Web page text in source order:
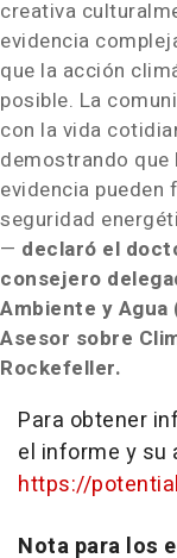
creativa
evidencia
que la acción
posible. La
con la vida
demostrando que
evidencia
seguridad
— declaró el
consejero
Ambiente y Agua
Asesor sobre
Rockefeller.
Para obtener
el informe y su
https://
Nota para los